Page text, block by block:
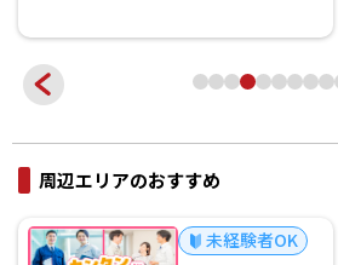
周辺エリアのおすすめ
未経験者OK